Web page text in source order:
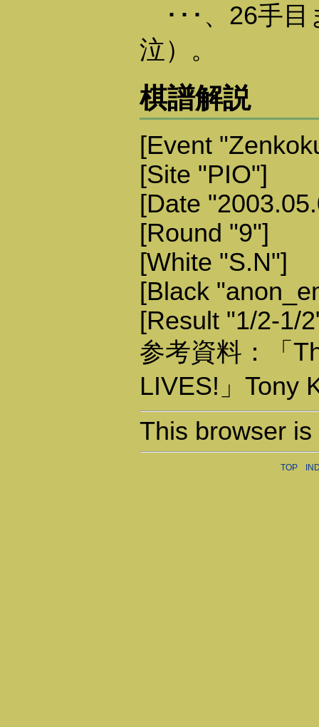
･･･、26手目
泣）。
棋譜解説
[Event
[Site "PIO"]
[Date
[Round "9"]
[White "S.N"]
[Black
[Result "1/2-1/
参考資料：「
LIVES!」Tony
This browser
TOP